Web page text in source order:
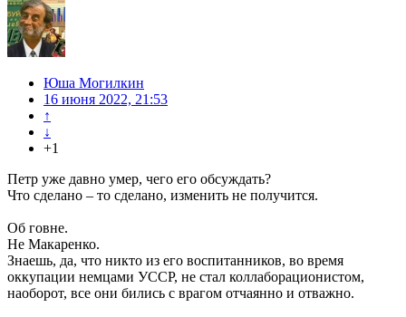
Юша Могилкин
16 июня 2022, 21:53
↑
↓
+1
Петр уже давно умер, чего его обсуждать?
Что сделано – то сделано, изменить не получится.
Об говне.
Не Макаренко.
Знаешь, да, что никто из его воспитанников, во время
оккупации немцами УССР, не стал коллаборационистом,
наоборот, все они бились с врагом отчаянно и отважно.